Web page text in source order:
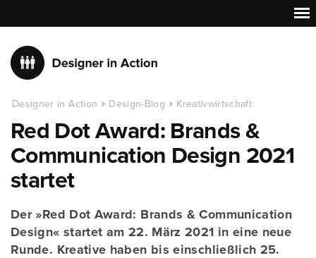
Designer in Action Design-Blog Kreativwirtschaft
Red Dot Award: Brands &
Communication Design 2021
startet
Der »Red Dot Award: Brands & Communication
Design« startet am 22. März 2021 in eine neue
Runde. Kreative haben bis einschließlich 25.